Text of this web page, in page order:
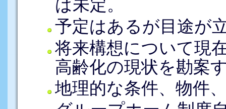
は未定。
予定はあるが目途が
将来構想について現
高齢化の現状を勘案
地理的な条件、物件